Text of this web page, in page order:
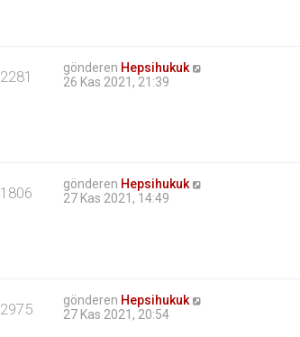
2281 gönderen Hepsihukuk
26 Kas 2021, 21:39
1806 gönderen Hepsihukuk
27 Kas 2021, 14:49
2975 gönderen Hepsihukuk
27 Kas 2021, 20:54